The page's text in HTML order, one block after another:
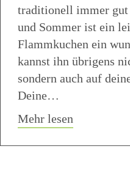
traditionell immer gut
und Sommer ist ein
Flammkuchen ein
kannst ihn übrigens
sondern auch auf
Deine…
Mehr lesen